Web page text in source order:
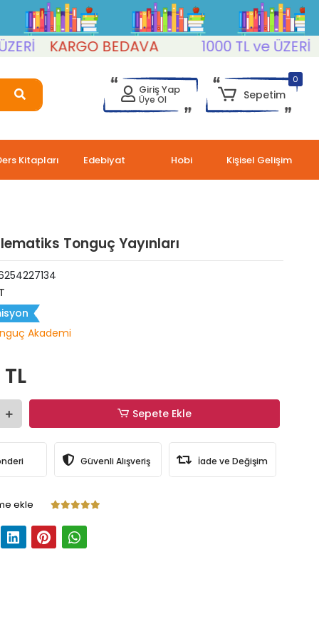
KARGO BEDAVA 1000 TL ve ÜZERİ
Giriş Yap
Üye Ol
0
Sepetim
Kitapları Edebiyat Hobi Kişisel Gelişim
Tonguç Yayınları
Akademi
Sepete Ekle
Güvenli Alışveriş İade ve Değişim
ekle